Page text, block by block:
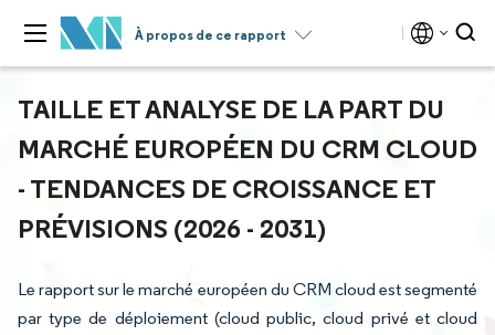
À propos de ce rapport
TAILLE ET ANALYSE DE LA PART DU
MARCHÉ EUROPÉEN DU CRM CLOUD
- TENDANCES DE CROISSANCE ET
PRÉVISIONS (2026 - 2031)
Le rapport sur le marché européen du CRM cloud est segmenté
par type de déploiement (cloud public, cloud privé et cloud